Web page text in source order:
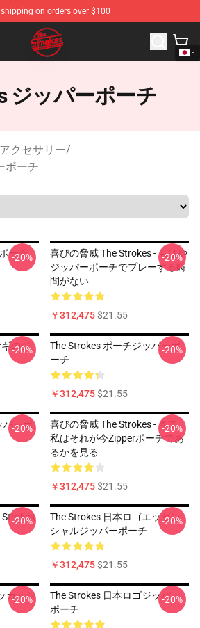
shipping on orders over $100
- Official The Strokes Merchandise
ジッパーポーチ
クセサリー/
ポーチ
ーチ
-20%
喜びの脅威 The Strokes - もはや
ジッパーポーチでプレーする時
間がない
￥312,475$21.55
-20%
のジ
-20%
The Strokes ポーチジッパーポ
ーチ
￥312,475$21.55
-20%
パーポ
-20%
喜びの脅威 The Strokes - さて、
私はそれが今Zipperポーチであ
るかを見る
￥312,475$21.55
-20%
Strokes
-20%
The Strokes 日本ロゴエッセン
シャルジッパーポーチ
￥312,475$21.55
-20%
カージ
-20%
The Strokes 日本ロゴジッパー
ポーチ
-20%